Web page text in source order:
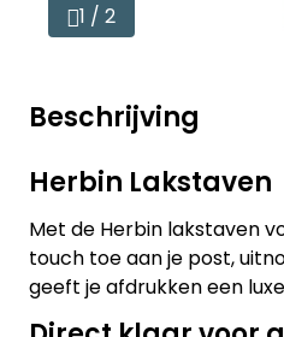
1 / 2
Beschrijving
Herbin Lakstaven
Met de Herbin lakstaven
touch toe aan je post,
geeft je afdrukken een